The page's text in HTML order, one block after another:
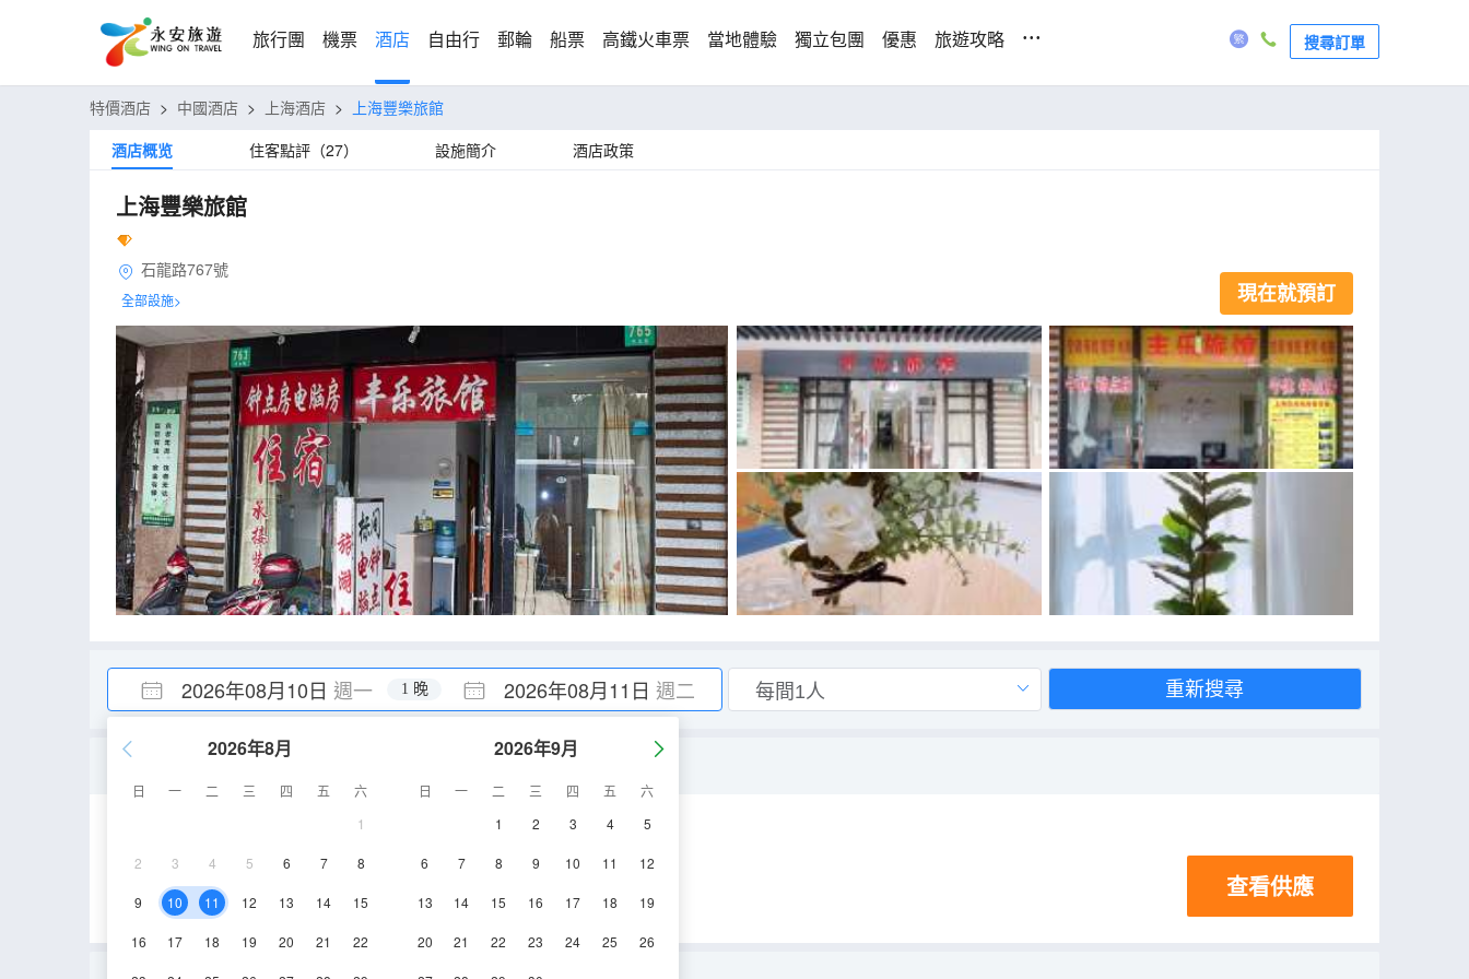
旅行團 機票 酒店 自由行 郵輪 船票 高鐵火車票 當地體驗 獨立包團 優惠 旅遊攻略 ... 搜尋訂單
特價酒店 > 中國酒店 > 上海酒店 >
上海豐樂旅館
酒店概览
住客點評（27） 設施簡介 酒店政策
上海豐樂旅館
石龍路767號
全部設施> 現在就預訂
2026年08月10日 週一 2026年08月11日 週二
1 晚
2026年8月
日 一 二 三 四 五
六
1
2 3 4 5 6 7 8
9 10 11 12 13 14 15
16 17 18 19 20 21 22
2026年9月
日 一 二 三 四 五
六
1
2 3 4 5
6 7 8 9 10 11 12
13 14 15 16 17 18 19
20 21 22 23 24 25 26
重新搜尋
6-10㎡ 空調 電視機
查看供應